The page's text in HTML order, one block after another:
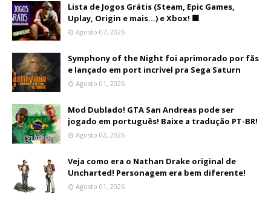
Lista de Jogos Grátis (Steam, Epic Games,
Uplay, Origin e mais...) e Xbox! 🟩
Agosto 07, 2026
Symphony of the Night foi aprimorado por fãs
e lançado em port incrível pra Sega Saturn
Agosto 01, 2026
Mod Dublado! GTA San Andreas pode ser
jogado em português! Baixe a tradução PT-BR!
Agosto 02, 2026
Veja como era o Nathan Drake original de
Uncharted! Personagem era bem diferente!
Agosto 01, 2026